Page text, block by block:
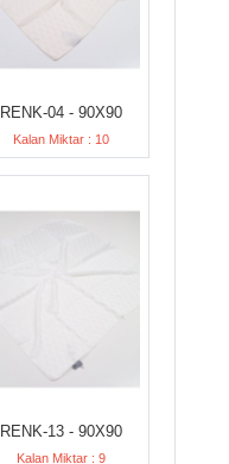
RENK-04 - 90X90
Kalan Miktar : 10
RENK-13 - 90X90
Kalan Miktar : 9